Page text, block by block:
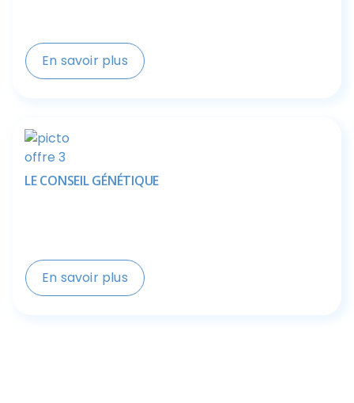
En savoir plus
LE CONSEIL GÉNÉTIQUE
Une équipe à votre écoute formée de
généticiens afin de vous informer au mieux.
En savoir plus